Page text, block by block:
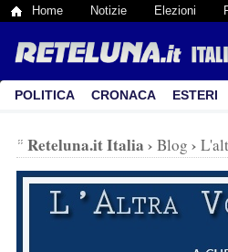
Home Notizie Elezioni
POLITICA CRONACA ESTERI
Reteluna.it Italia › Blog ›